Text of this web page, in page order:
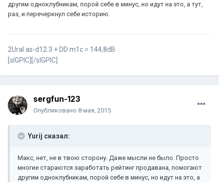
другим одноклубникам, порой себе в минус, но идут на это, а тут,
раз, и перечеркнул себе историю.
2Ural as-d12.3 + DD m1c = 144,8dB
[sIGPIC][/sIGPIC]
sergfun-123
Опубликовано 8 мая, 2015
Yurij сказал:
Макс, нет, не в твою сторону. Даже мысли не было. Просто
многие стараются заработать рейтинг продавана, помогают
другим одноклубникам, порой себе в минус, но идут на это, а